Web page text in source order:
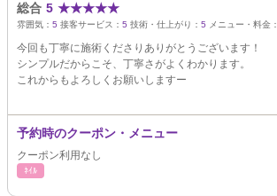
総合 5 ★★★★★
雰囲気： 5 接客サービス： 5 技術・仕上がり： 5 メニュー・料金：
今回も丁寧に施術くださりありがとうございます！
シンプルだからこそ、丁寧さがよくわかります。
これからもよろしくお願いしますー
予約時のクーポン・メニュー
クーポン利用なし
ﾈｲﾙ